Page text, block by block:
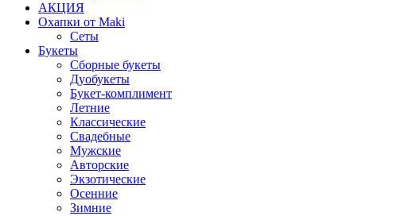
АКЦИЯ
Охапки от Maki
Сеты
Букеты
Сборные букеты
Дуобукеты
Букет-комплимент
Летние
Классические
Свадебные
Мужские
Авторские
Экзотические
Осенние
Зимние